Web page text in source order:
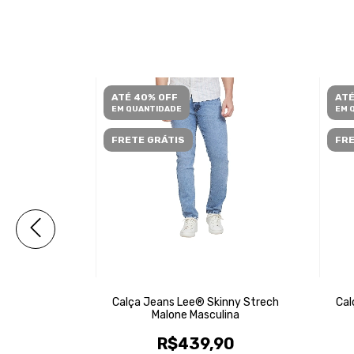
ATÉ 40% OFF
EM QUANTIDADE
FRETE GRÁTIS
Calça Jeans Lee® Skinny Strech
Malone Masculina
R$439,90
EM